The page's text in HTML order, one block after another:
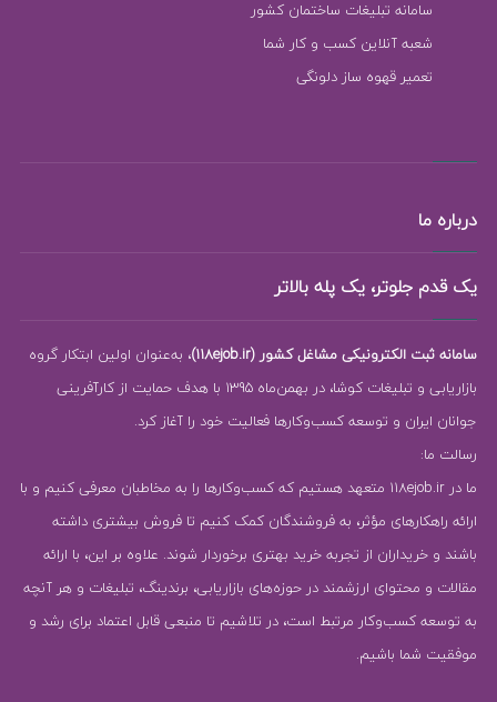
سامانه تبلیغات ساختمان کشور
شعبه آنلاین کسب و کار شما
تعمیر قهوه ساز دلونگی
درباره ما
یک قدم جلوتر، یک پله بالاتر
سامانه ثبت الکترونیکی مشاغل کشور (118ejob.ir)
، به‌عنوان اولین ابتکار گروه
بازاریابی و تبلیغات کوشا، در بهمن‌ماه 1395 با هدف حمایت از کارآفرینی
جوانان ایران و توسعه کسب‌وکارها فعالیت خود را آغاز کرد.
رسالت ما:
ما در 118ejob.ir متعهد هستیم که کسب‌وکارها را به مخاطبان معرفی کنیم و با
ارائه راهکارهای مؤثر، به فروشندگان کمک کنیم تا فروش بیشتری داشته
باشند و خریداران از تجربه خرید بهتری برخوردار شوند. علاوه بر این، با ارائه
مقالات و محتوای ارزشمند در حوزه‌های بازاریابی، برندینگ، تبلیغات و هر آنچه
به توسعه کسب‌وکار مرتبط است، در تلاشیم تا منبعی قابل اعتماد برای رشد و
موفقیت شما باشیم.